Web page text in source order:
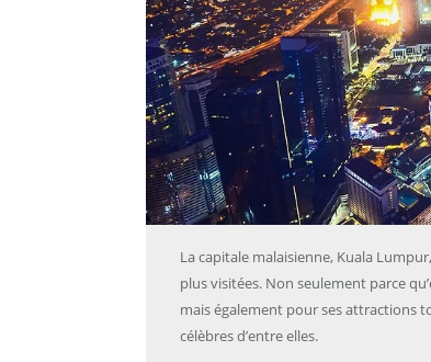
La capitale malaisienne, Kuala
plus visitées. Non seulement parce
mais également pour ses attractions
célèbres d’entre elles.